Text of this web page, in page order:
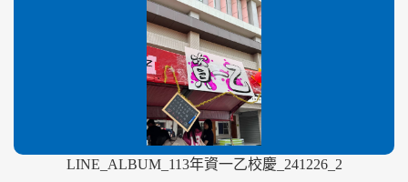
LINE_ALBUM_113年資一乙校慶_241226_2